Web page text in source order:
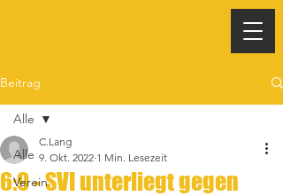
Beitrag
Alle
Verein
Alle
6:9 - SVI unterliegt gegen
C.Lang
9. Okt. 2022 1 Min. Lesezeit